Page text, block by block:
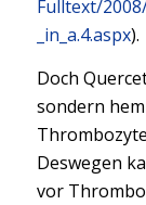
Fulltext/
_in_a.4.aspx).
Doch
sondern
Deswegen
vor